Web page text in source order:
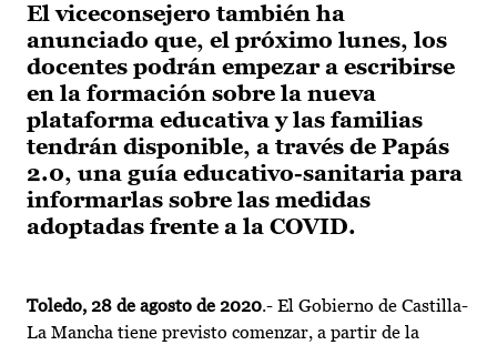
El viceconsejero también ha
anunciado que, el próximo lunes, los
docentes podrán empezar a escribirse
en la formación sobre la nueva
plataforma educativa y las familias
tendrán disponible, a través de Papás
2.0, una guía educativo-sanitaria para
informarlas sobre las medidas
adoptadas frente a la COVID.
Toledo, 28 de agosto de 2020.- El Gobierno de Castilla-
La Mancha tiene previsto comenzar, a partir de la